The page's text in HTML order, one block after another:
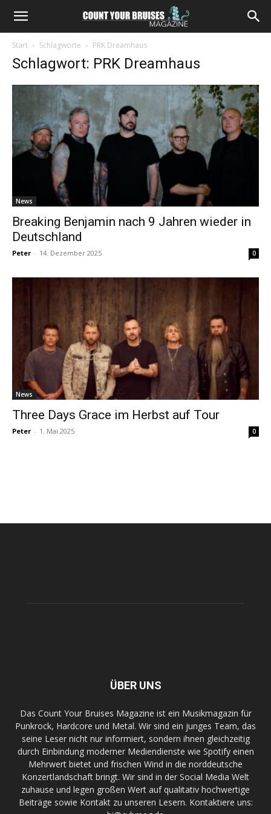
Start Schlagworte PRK Dreamhaus
Schlagwort: PRK Dreamhaus
News
Breaking Benjamin nach 9 Jahren wieder in
Deutschland
Peter - 14. Dezember 2025 0
News
Three Days Grace im Herbst auf Tour
Peter - 1. Mai 2025 0
ÜBER UNS
Das Count Your Bruises Magazine ist ein Musikmagazin für
Punkrock, Hardcore und Metal. Wir sind ein junges Team, das
seine Leser nicht nur informiert, sondern ihnen gleichzeitig
durch Einbindung moderner Mediendienste wie Spotify einen
Mehrwert bietet und frischen Wind in die norddeutsche
Konzertlandschaft bringt. Wir sind in der Social Media Welt
zuhause und legen großen Wert auf qualitativ hochwertige
Beiträge sowie Kontakt zu unseren Lesern. Kontaktiere uns: